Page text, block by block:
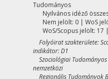
Tudományos
Nyilvános idéző
Nem jelölt: 0 | WoS
WoS/Scopus jelölt: 17
Folyóirat szakterülete:
indikátor: D1
Szociológiai Tudományos
nemzetközi
Regionális Tudományok